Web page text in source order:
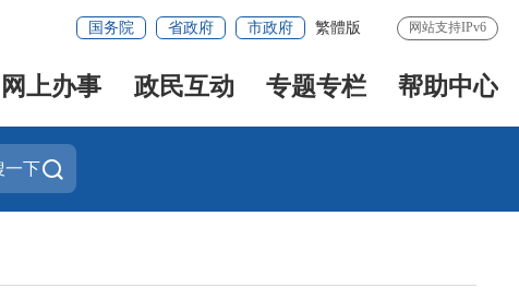
国务院 省政府 市政府 繁體版 网站支持IPv6
网上办事 政民互动 专题专栏 帮助中心
一下